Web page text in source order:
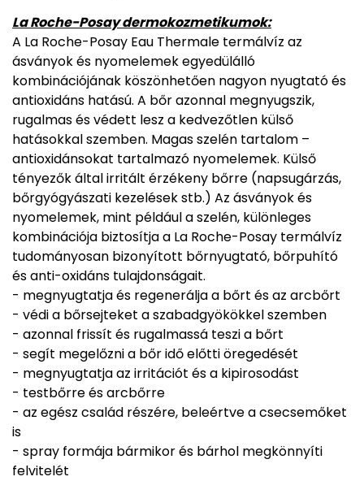
La Roche-Posay dermokozmetikumok:
A La Roche-Posay Eau Thermale termálvíz az
ásványok és nyomelemek egyedülálló
kombinációjának köszönhetően nagyon nyugtató és
antioxidáns hatású. A bőr azonnal megnyugszik,
rugalmas és védett lesz a kedvezőtlen külső
hatásokkal szemben. Magas szelén tartalom –
antioxidánsokat tartalmazó nyomelemek. Külső
tényezők által irritált érzékeny bőrre (napsugárzás,
bőrgyógyászati kezelések stb.) Az ásványok és
nyomelemek, mint például a szelén, különleges
kombinációja biztosítja a La Roche-Posay termálvíz
tudományosan bizonyított bőrnyugtató, bőrpuhító
és anti-oxidáns tulajdonságait.
- megnyugtatja és regenerálja a bőrt és az arcbőrt
- védi a bőrsejteket a szabadgyökökkel szemben
- azonnal frissít és rugalmassá teszi a bőrt
- segít megelőzni a bőr idő előtti öregedését
- megnyugtatja az irritációt és a kipirosodást
- testbőrre és arcbőrre
- az egész család részére, beleértve a csecsemőket
is
- spray formája bármikor és bárhol megkönnyíti
felvitelét